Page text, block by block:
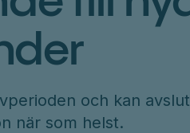
och kan
när som helst.